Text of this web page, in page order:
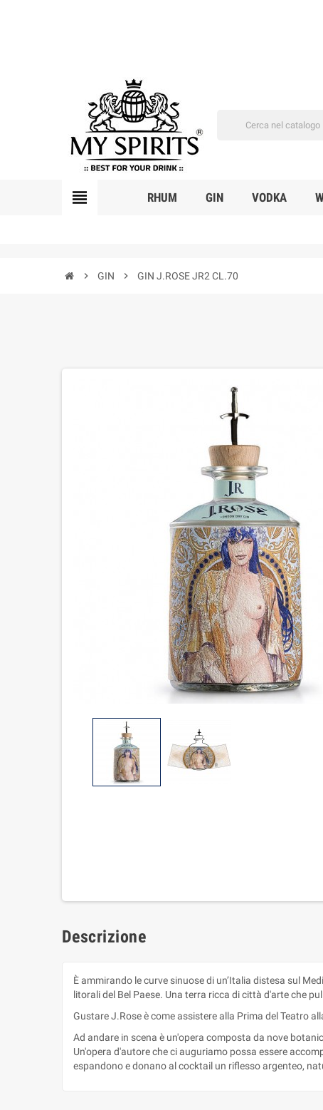
view_headline RHUM GIN VODKA
chevron_right GIN chevron_right GIN J.ROSE JR2 CL.70
Descrizione
È ammirando le curve sinuose di un’Italia distesa sul
litorali del Bel Paese. Una terra ricca di città d'arte che
Gustare J.Rose è come assistere alla Prima del Teatro
Ad andare in scena è un'opera composta da nove
Un'opera d'autore che ci auguriamo possa essere
espandono e donano al cocktail un riflesso argenteo,